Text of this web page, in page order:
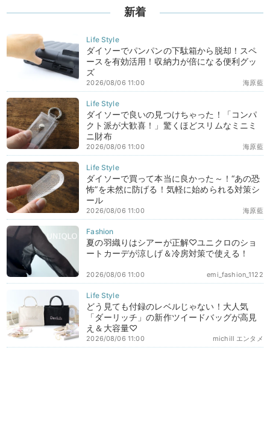
新着
ダイソーでパンパンの下駄箱から脱却！スペ
ースを有効活用！収納力が倍になる便利グッ
ズ
海原藍
2026/08/06 11:00
ダイソーで良いの見つけちゃった！「コンパ
クト派が大歓喜！」驚くほどスリムなミニミ
ニ財布
海原藍
2026/08/06 11:00
ダイソーで買って本当に良かった～！“あの恐
怖”を未然に防げる！気軽に始められる対策シ
ール
海原藍
2026/08/06 11:00
夏の羽織りはシアーが正解♡ユニクロのショ
ートカーデが涼しげ＆冷房対策で使える！
emi_fashion_1122
2026/08/06 11:00
どう見ても付録のレベルじゃない！大人気
「ダーリッチ」の新作ツイードバッグが高見
え＆大容量♡
michill エンタメ
2026/08/06 11:00